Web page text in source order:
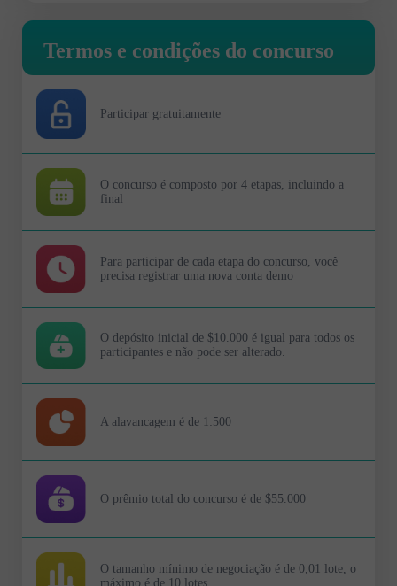
Termos e condições do concurso
Participar gratuitamente
O concurso é composto por 4 etapas, incluindo a
final
Para participar de cada etapa do concurso, você
precisa registrar uma nova conta demo
O depósito inicial de $10.000 é igual para todos os
participantes e não pode ser alterado.
A alavancagem é de 1:500
O prêmio total do concurso é de $55.000
O tamanho mínimo de negociação é de 0,01 lote, o
máximo é de 10 lotes